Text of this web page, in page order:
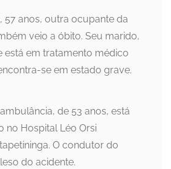
57 anos, outra ocupante da
veio a óbito. Seu marido,
está em tratamento médico
se em estado grave.
de 53 anos, está
no Hospital Léo Orsi
O condutor do
do acidente.